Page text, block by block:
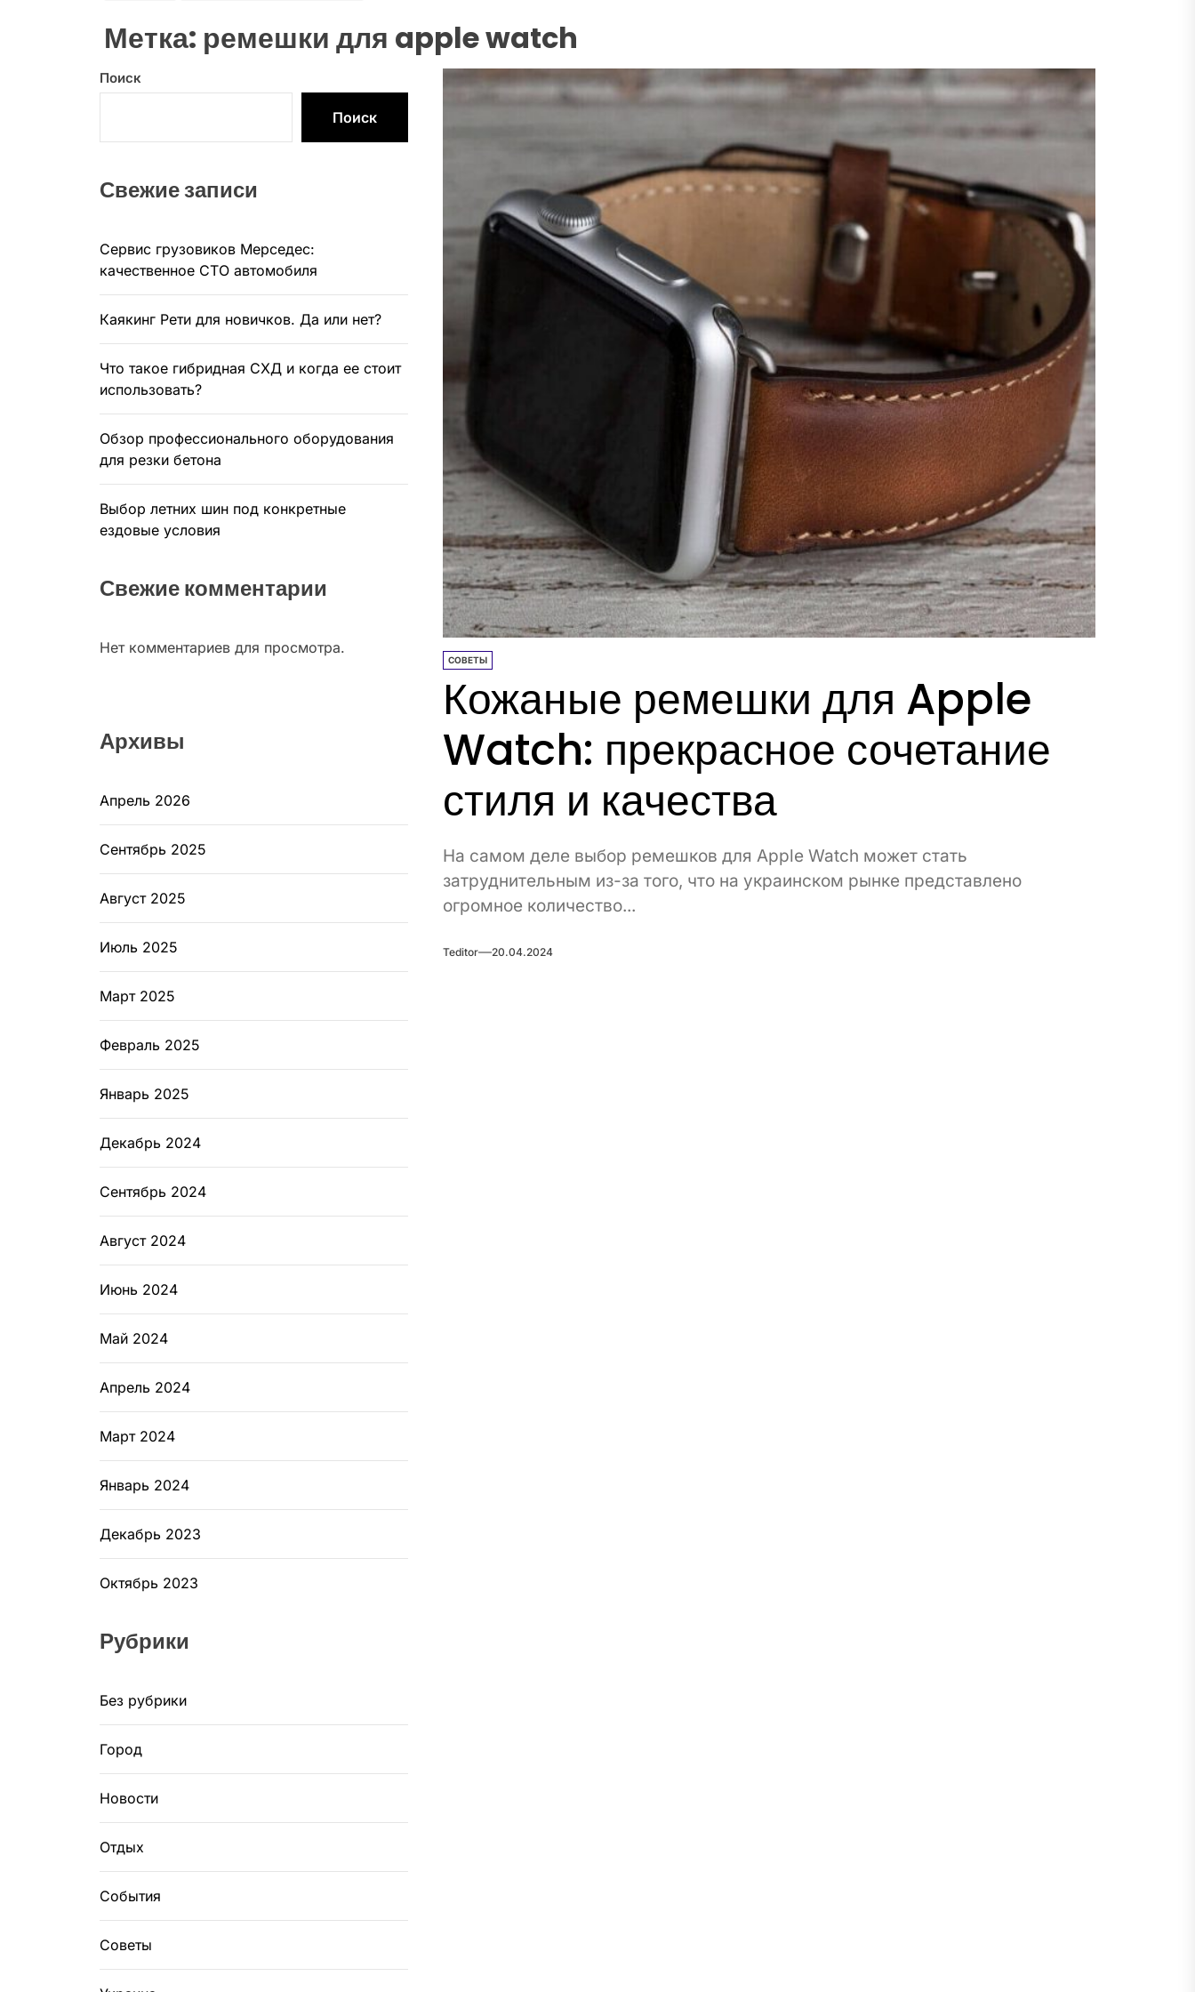
Метка: ремешки для apple watch
СОВЕТЫ
Кожаные ремешки для Apple
Watch: прекрасное сочетание
стиля и качества
На самом деле выбор ремешков для Apple Watch может стать
затруднительным из-за того, что на украинском рынке представлено
огромное количество...
Teditor 20.04.2024
Поиск
Поиск
Свежие записи
Сервис грузовиков Мерседес:
качественное СТО автомобиля
Каякинг Рети для новичков. Да или нет?
Что такое гибридная СХД и когда ее стоит
использовать?
Обзор профессионального оборудования
для резки бетона
Выбор летних шин под конкретные
ездовые условия
Свежие комментарии
Нет комментариев для просмотра.
Архивы
Апрель 2026
Сентябрь 2025
Август 2025
Июль 2025
Март 2025
Февраль 2025
Январь 2025
Декабрь 2024
Сентябрь 2024
Август 2024
Июнь 2024
Май 2024
Апрель 2024
Март 2024
Январь 2024
Декабрь 2023
Октябрь 2023
Рубрики
Без рубрики
Город
Новости
Отдых
События
Советы